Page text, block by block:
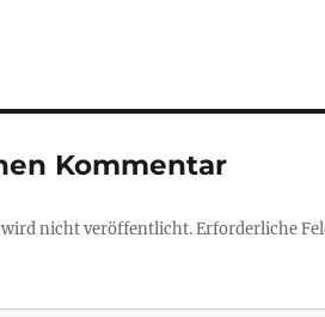
Kommentar
nicht veröffentlicht.Erforderliche